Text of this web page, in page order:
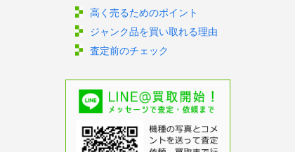
高く売るためのポイント
ジャンク品を買い取れる理由
査定前のチェック